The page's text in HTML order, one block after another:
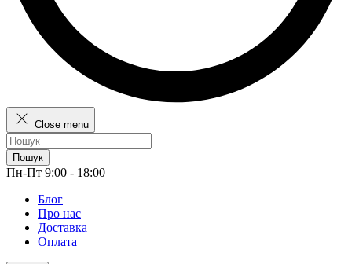
Close menu
Пошук
Пн-Пт 9:00 - 18:00
Блог
Про нас
Доставка
Оплата